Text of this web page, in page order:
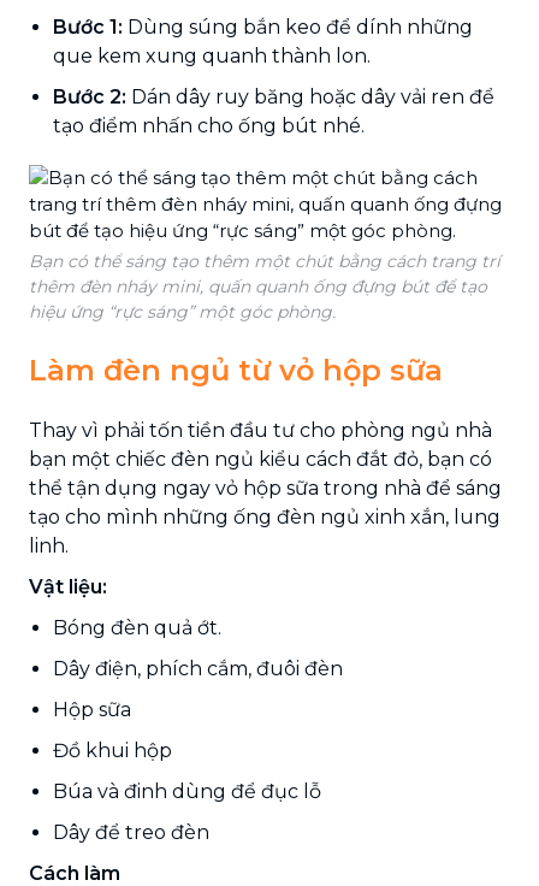
Bước 1: Dùng súng bắn keo để dính những
que kem xung quanh thành lon.
Bước 2: Dán dây ruy băng hoặc dây vải ren để
tạo điểm nhấn cho ống bút nhé.
Bạn có thể sáng tạo thêm một chút bằng cách trang trí
thêm đèn nháy mini, quấn quanh ống đựng bút để tạo
hiệu ứng “rực sáng” một góc phòng.
Làm đèn ngủ từ vỏ hộp sữa
Thay vì phải tốn tiền đầu tư cho phòng ngủ nhà
bạn một chiếc đèn ngủ kiểu cách đắt đỏ, bạn có
thể tận dụng ngay vỏ hộp sữa trong nhà để sáng
tạo cho mình những ống đèn ngủ xinh xắn, lung
linh.
Vật liệu:
Bóng đèn quả ớt.
Dây điện, phích cắm, đuôi đèn
Hộp sữa
Đồ khui hộp
Búa và đinh dùng để đục lỗ
Dây để treo đèn
Cách làm